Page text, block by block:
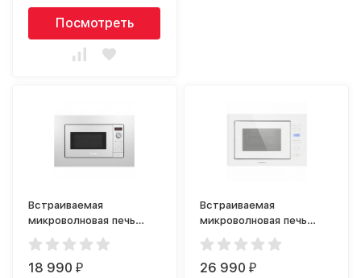
Посмотреть
Встраиваемая
микроволновая печь
Bosch BFL623MW3
18 990₽
Встраиваемая
микроволновая печь
Maunfeld MBMO.25.7GW
26 990₽